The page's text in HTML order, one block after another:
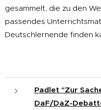
gesammelt, die zu den
passendes
Deutschlernende finden
Padlet "Zur
DaF/DaZ-